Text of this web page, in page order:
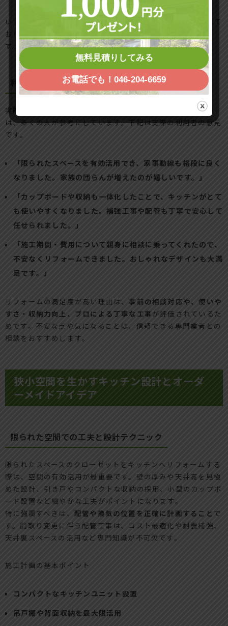
いずれも、 機能性だけでなくインテリアの調和
も重要視されて
おり、リフォーム後の空間全体が美しくまとまるのが特徴で
す。
利用者の声・感想の紹介で信頼性アップ
実際にクローゼットをキッチンリフォームした利用者の感想
は、多くの人が参考にしています。下記は実際の利用者の意見
です。
「限られたスペースを有効活用でき、家事動線も格段に良く
なりました。家族の団らんが増えたのが嬉しいです。」
「カップボードや収納も一体化したことで、キッチンがとて
も使いやすくなりました。補強工事や配管も丁寧で安心して
任せられました。」
「施工期間・費用について親身に相談に乗ってくれたので、
不安なくリフォームできました。おしゃれなデザインも大満
足です。」
リフォームの満足度が高い理由は、事前の相談対応や、使いや
すさ・収納力向上、プロによる丁寧な工事 が評価されているた
めです。不安な点や気になることは、信頼できる専門業者との
相談をおすすめします。
狭小空間を生かすキッチン設計とオーダ
ーメイドアイデア
限られた空間での工夫と設計テクニック
限られたスペースのクローゼットをキッチンへリフォームする
際は、空間の有効活用が最重要です。壁の厚みや天井高を見極
めた設計、引き戸やコンパクトな収納の採用、小型のカップボ
ード設置など細やかな工夫がポイントになります。
特に強調すべきは、 配管や換気の位置を正確に計画すること で
す。間取り変更に伴う配管工事は、コスト最適化や耐震補強、
天井裏スペースの活用など専門知識が不可欠です。
施工計画の基本ポイント
コンパクトなキッチンユニット設置
吊戸棚や背面収納を最大限活用
無料見積りしてみる
お電話でも！046-204-6659